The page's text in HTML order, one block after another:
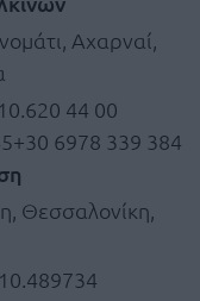
Αχαρναί,
44 00
+30 6978 339 384
Θεσσαλονίκη,